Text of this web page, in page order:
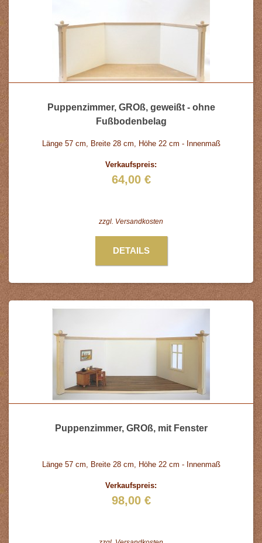
Puppenzimmer, GROß, geweißt - ohne
Fußbodenbelag
Länge 57 cm, Breite 28 cm, Höhe 22 cm - Innenmaß
Verkaufspreis:
64,00 €
zzgl. Versandkosten
DETAILS
Puppenzimmer, GROß, mit Fenster
Länge 57 cm, Breite 28 cm, Höhe 22 cm - Innenmaß
Verkaufspreis:
98,00 €